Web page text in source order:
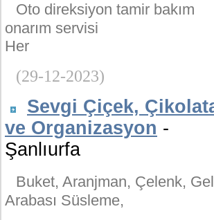
Oto direksiyon tamir bakım
onarım servisi
Her
(29-12-2023)
Sevgi Çiçek,
ve Organizasyon -
Şanlıurfa
Buket, Aranjman, Çelenk,
Arabası Süsleme,